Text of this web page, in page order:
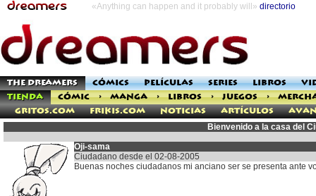
«Anything can happen and it probably will» directorio
THE DREAMERS CÓMICS PELÍCULAS SERIES LIBROS
TIENDA
CÓMIC > MANGA > LIBROS > JUEGOS >
Gritos.com
Frikis.com Noticias Artículos
Bienvenido a la casa del
Oji-sama
Ciudadano desde el 02-08-2005
Buenas noches ciudadanos mi anciano ser se presenta ante